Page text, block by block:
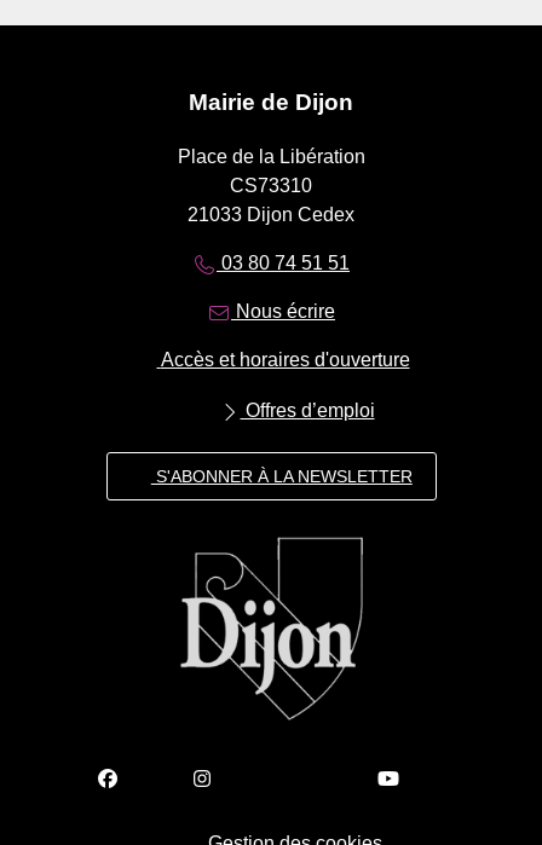
Mairie de Dijon
Place de la Libération
CS73310
21033 Dijon Cedex
03 80 74 51 51
Nous écrire
Accès et horaires d'ouverture
Offres d’emploi
S'ABONNER À LA NEWSLETTER